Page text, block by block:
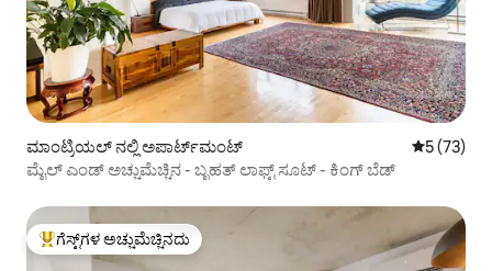
ಮಾಂಟ್ರಿಯಲ್ ನಲ್ಲಿ ಅಪಾರ್ಟ್‌ಮಂಟ್ 5 ರಲ್ಲಿ 5
5 (73)
ಮೈಲ್ ಎಂಡ್ ಅಚ್ಚುಮೆಚ್ಚಿನ - ಬೃಹತ್ ಲಾಫ್ಟ್ ಸೂಟ್ - ಕಿಂಗ್ ಬೆಡ್
ಗೆಸ್ಟ್‌ಗಳಿಗೆ ಅತಿ ಹೆಚ್ಚು ಅಚ್ಚುಮೆಚ್ಚಿನದು
ಗೆಸ್ಟ್‌ಗಳ ಅಚ್ಚುಮೆಚ್ಚಿನದು